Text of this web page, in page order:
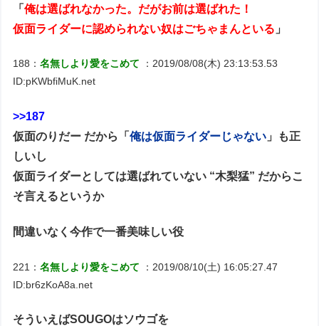
「俺は選ばれなかった。だがお前は選ばれた！
仮面ライダーに認められない奴はごちゃまんといる 」
188：名無しより愛をこめて
：2019/08/08(木) 23:13:53.53
ID:pKWbfiMuK.net
>>187
仮面のりだー だから「俺は仮面ライダーじゃない 」も正
しいし
仮面ライダーとしては選ばれていない “木梨猛” だからこ
そ言えるというか
間違いなく今作で一番美味しい役
221：名無しより愛をこめて
：2019/08/10(土) 16:05:27.47
ID:br6zKoA8a.net
そういえばSOUGOはソウゴを